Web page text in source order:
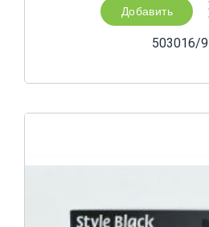
Добавить
503016/9